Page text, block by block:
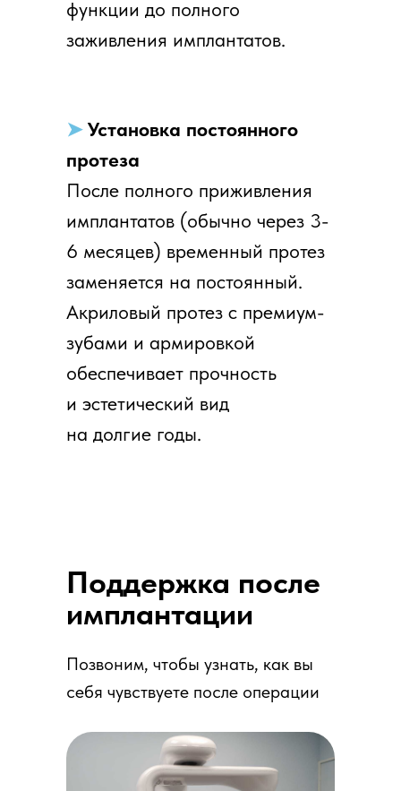
функции до полного
заживления имплантатов.
➤Установка постоянного
протеза
После полного приживления
имплантатов (обычно через 3-
6 месяцев) временный протез
заменяется на постоянный.
Акриловый протез с премиум-
зубами и армировкой
обеспечивает прочность
и эстетический вид
на долгие годы.
Поддержка после
имплантации
Позвоним, чтобы узнать, как вы
себя чувствуете после операции